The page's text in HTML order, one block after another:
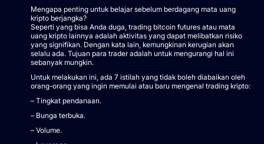
Mengapa penting untuk belajar sebelum berdagang mata uang
kripto berjangka?
Seperti yang bisa Anda duga, trading bitcoin futures atau mata
uang kripto lainnya adalah aktivitas yang dapat melibatkan risiko
yang signifikan. Dengan kata lain, kemungkinan kerugian akan
selalu ada. Tujuan para trader adalah untuk mengurangi hal ini
sebanyak mungkin.
Untuk melakukan ini, ada 7 istilah yang tidak boleh diabaikan oleh
orang-orang yang ingin memulai atau baru mengenal trading kripto:
– Tingkat pendanaan.
– Bunga terbuka.
– Volume.